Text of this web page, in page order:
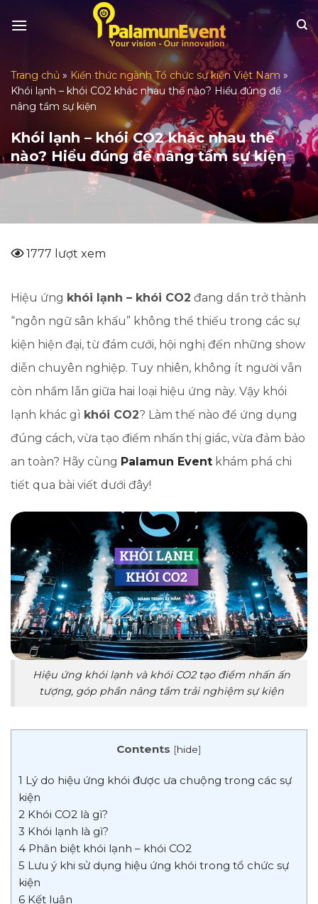
Trang chủ » Kiến thức ngành Tổ chức sự kiện Việt Nam »
Khói lạnh – khói CO2 khác nhau thế nào? Hiểu đúng để
nâng tầm sự kiện
Khói lạnh – khói CO2 khác nhau thế
nào? Hiểu đúng để nâng tầm sự kiện
1777 lượt xem
Hiệu ứng khói lạnh – khói CO2 đang dần trở thành
“ngôn ngữ sân khấu” không thể thiếu trong các sự
kiện hiện đại, từ đám cưới, hội nghị đến những show
diễn chuyên nghiệp. Tuy nhiên, không ít người vẫn
còn nhầm lẫn giữa hai loại hiệu ứng này. Vậy khói
lạnh khác gì khói CO2? Làm thế nào để ứng dụng
đúng cách, vừa tạo điểm nhấn thị giác, vừa đảm bảo
an toàn? Hãy cùng Palamun Event khám phá chi
tiết qua bài viết dưới đây!
Hiệu ứng khói lạnh và khói CO2 tạo điểm nhấn ấn
tượng, góp phần nâng tầm trải nghiệm sự kiện
Contents [hide]
1 Lý do hiệu ứng khói được ưa chuộng trong các sự
kiện
2 Khói CO2 là gì?
3 Khói lạnh là gì?
4 Phân biệt khói lạnh – khói CO2
5 Lưu ý khi sử dụng hiệu ứng khói trong tổ chức sự
kiện
6 Kết luận